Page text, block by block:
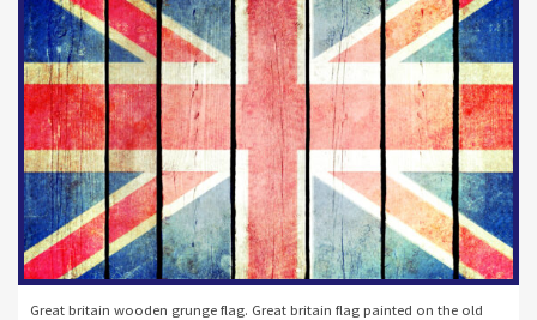
Great britain wooden grunge flag. Great britain flag painted on the old